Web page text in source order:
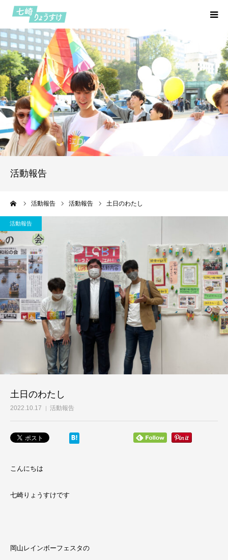
活動報告
活動報告 活動報告 土日のわたし
活動報告
土日のわたし
2022.10.17 活動報告
こんにちは
七崎りょうすけです
岡山レインボーフェスタの
HOME
プロフィール
七つの約束
活動報告